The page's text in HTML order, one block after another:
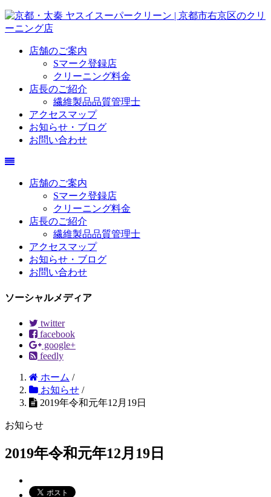
店舗のご案内
Sマーク登録店
クリーニング料金
店長のご紹介
繊維製品品質管理士
アクセスマップ
お知らせ・ブログ
お問い合わせ
店舗のご案内
Sマーク登録店
クリーニング料金
店長のご紹介
繊維製品品質管理士
アクセスマップ
お知らせ・ブログ
お問い合わせ
ソーシャルメディア
twitter
facebook
google+
feedly
ホーム /
お知らせ /
2019年令和元年12月19日
お知らせ
2019年令和元年12月19日